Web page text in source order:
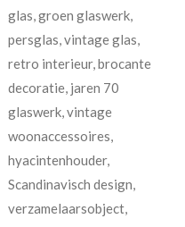
glas, groen glaswerk,
persglas, vintage glas,
retro interieur, brocante
decoratie, jaren 70
glaswerk, vintage
woonaccessoires,
hyacintenhouder,
Scandinavisch design,
verzamelaarsobject,